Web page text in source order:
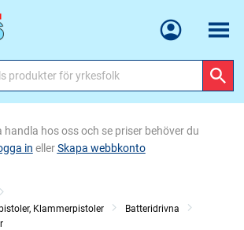
Meny
handla hos oss och se priser behöver du
in ellerSkapa webbkonto
Klammerpistoler
Batteridrivna